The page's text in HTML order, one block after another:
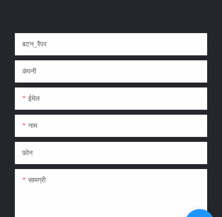
बटन_रैपर
कंपनी
ईमेल
नाम
फ़ोन
सामग्री